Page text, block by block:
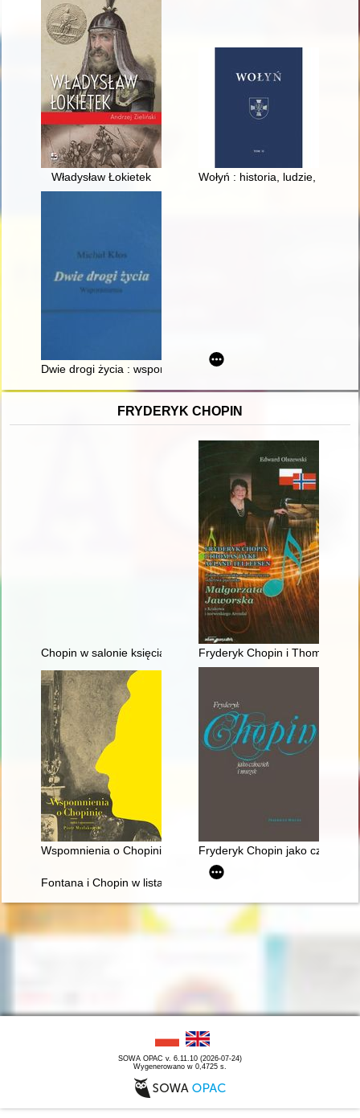
Władysław Łokietek Wołyń : historia, ludzie, zabytki.
Dwie drogi życia : wspomnienia
FRYDERYK CHOPIN
Chopin w salonie księcia Antoniego Radziwiłła". Nowe
Fryderyk Chopin i Thomas
Wspomnienia o Chopinie. Cz. 1Fryderyk Chopin jako człowiek
Fontana i Chopin w listach
SOWA OPAC v. 6.11.10 (2026-07-24)
Wygenerowano w 0,4725 s.